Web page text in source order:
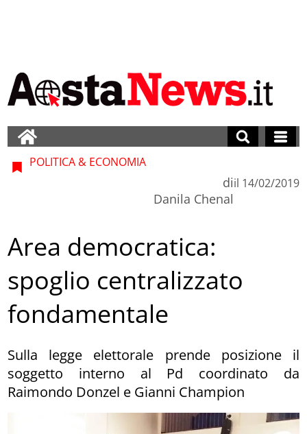
POLITICA & ECONOMIA
di
Danila Chenal
il 14/02/2019
Area democratica:
spoglio centralizzato
fondamentale
Sulla legge elettorale prende posizione il
soggetto interno al Pd coordinato da
Raimondo Donzel e Gianni Champion